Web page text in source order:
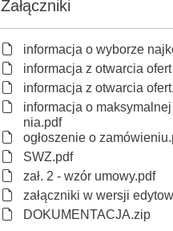
Załączniki
informacja o wyborze
informacja z otwarcia
informacja z otwarcia
informacja o
nia.pdf
ogłoszenie o
SWZ.pdf
zał. 2 - wzór umowy.pdf
załączniki w wersji
DOKUMENTACJA.zip